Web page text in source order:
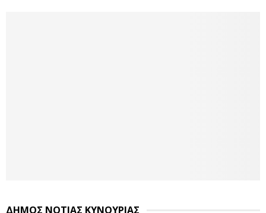
ΔΗΜΟΣ ΝΟΤΙΑΣ ΚΥΝΟΥΡΙΑΣ